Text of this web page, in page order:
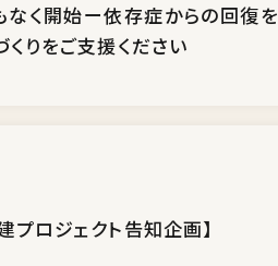
なく開始ー依存症からの回復を
りをご支援ください
プロジェクト告知企画】